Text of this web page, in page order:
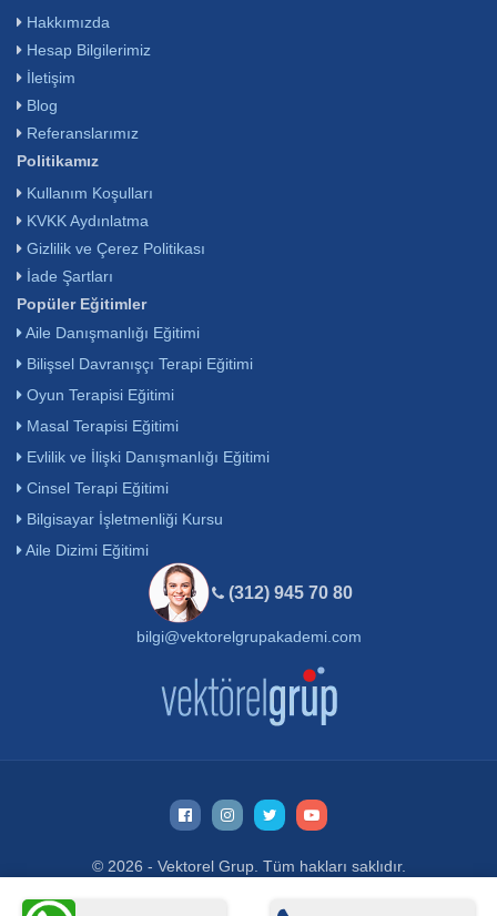
Hakkımızda
Hesap Bilgilerimiz
İletişim
Blog
Referanslarımız
Politikamız
Kullanım Koşulları
KVKK Aydınlatma
Gizlilik ve Çerez Politikası
İade Şartları
Popüler Eğitimler
Aile Danışmanlığı Eğitimi
Bilişsel Davranışçı Terapi Eğitimi
Oyun Terapisi Eğitimi
Masal Terapisi Eğitimi
Evlilik ve İlişki Danışmanlığı Eğitimi
Cinsel Terapi Eğitimi
Bilgisayar İşletmenliği Kursu
Aile Dizimi Eğitimi
(312) 945 70 80
bilgi@vektorelgrupakademi.com
© 2026 - Vektorel Grup. Tüm hakları saklıdır.